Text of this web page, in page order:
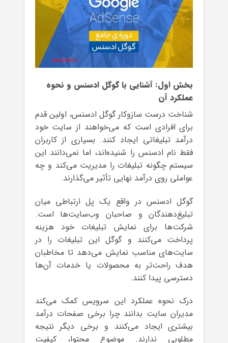
بخش اول: آشنایی با گوگل ادسنس و نحوه
عملکرد آن
شناخت درست سازوکار گوگل ادسنس، اولین قدم
برای افرادی است که می‌خواهند از سایت خود
درآمد تبلیغاتی ایجاد کنند. بسیاری از کاربران
فقط نام ادسنس را شنیده‌اند، اما نمی‌دانند این
سیستم چگونه تبلیغات را مدیریت می‌کند و چه
عواملی روی درآمد نهایی تأثیر می‌گذارند.
گوگل ادسنس در واقع یک پل ارتباطی میان
تبلیغ‌دهندگان و صاحبان وب‌سایت‌ها است.
شرکت‌ها برای نمایش تبلیغات خود هزینه
پرداخت می‌کنند و گوگل این تبلیغات را در
سایت‌های مناسب نمایش می‌دهد تا مخاطبان
هدف راحت‌تر به محصولات یا خدمات آن‌ها
دسترسی پیدا کنند.
درک نحوه عملکرد این سرویس کمک می‌کند
مدیران سایت بدانند چرا برخی صفحات درآمد
بیشتری ایجاد می‌کنند و برخی دیگر نتیجه
مطلوبی ندارند. موضوع محتوا، کیفیت